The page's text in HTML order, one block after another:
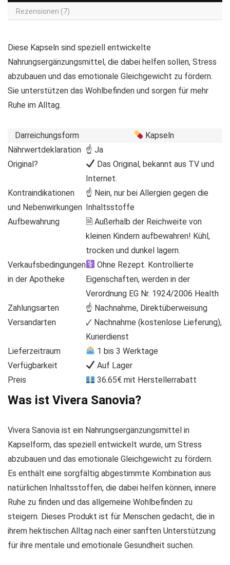
Rezensionen (7)
Diese Kapseln sind speziell entwickelte
Nahrungsergänzungsmittel, die dabei helfen sollen, Stress
abzubauen und das emotionale Gleichgewicht zu fördern.
Sie unterstützen das Wohlbefinden und sorgen für mehr
Ruhe im Alltag.
Darreichungsform
Kapseln
Nährwertdeklaration ☝ Ja
Original?
Das Original, bekannt aus TV und
Internet.
Kontraindikationen
und Nebenwirkungen
☝ Nein, nur bei Allergien gegen die
Inhaltsstoffe
Aufbewahrung
🗎 Außerhalb der Reichweite von
kleinen Kindern aufbewahren! Kühl,
trocken und dunkel lagern.
Verkaufsbedingungen
in der Apotheke
Ohne Rezept. Kontrollierte
Eigenschaften, werden in der
Verordnung EG Nr. 1924/2006 Health
Zahlungsarten
☝ Nachnahme, Direktüberweisung
Versandarten
🗸 Nachnahme (kostenlose Lieferung),
Kurierdienst
Lieferzeitraum
1 bis 3 Werktage
Verfügbarkeit
Auf Lager
Preis
36.65€ mit Herstellerrabatt
Was ist Vivera Sanovia?
Vivera Sanovia ist ein Nahrungsergänzungsmittel in
Kapselform, das speziell entwickelt wurde, um Stress
abzubauen und das emotionale Gleichgewicht zu fördern.
Es enthält eine sorgfältig abgestimmte Kombination aus
natürlichen Inhaltsstoffen, die dabei helfen können, innere
Ruhe zu finden und das allgemeine Wohlbefinden zu
steigern. Dieses Produkt ist für Menschen gedacht, die in
ihrem hektischen Alltag nach einer sanften Unterstützung
für ihre mentale und emotionale Gesundheit suchen.